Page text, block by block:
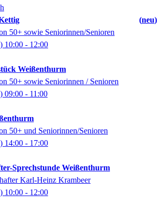
neu
50+ sowie Seniorinnen/Senioren
10:00 - 12:00
Weißenthurm
50+ sowie Seniorinnen / Senioren
09:00 - 11:00
50+ und Seniorinnen/Senioren
14:00 - 17:00
Sprechstunde Weißenthurm
Karl-Heinz Krambeer
10:00 - 12:00